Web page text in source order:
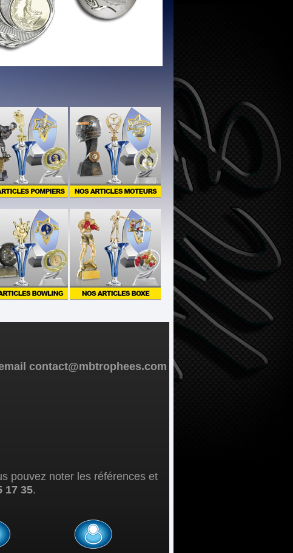
contact@mbtrophees.com
pouvez noter les références et
17 35.